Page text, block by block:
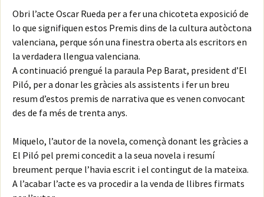
Obri l’acte Oscar Rueda per a fer una chicoteta exposició de
lo que signifiquen estos Premis dins de la cultura autòctona
valenciana, perque són una finestra oberta als escritors en
la verdadera llengua valenciana.
A continuació prengué la paraula Pep Barat, president d’El
Piló, per a donar les gràcies als assistents i fer un breu
resum d’estos premis de narrativa que es venen convocant
des de fa més de trenta anys.
Miquelo, l’autor de la novela, començà donant les gràcies a
El Piló pel premi concedit a la seua novela i resumí
breument perque l’havia escrit i el contingut de la mateixa.
A l’acabar l’acte es va procedir a la venda de llibres firmats